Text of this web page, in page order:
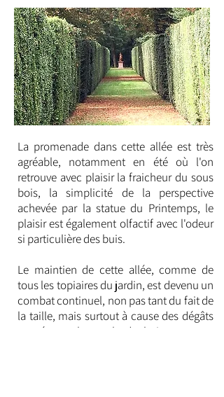
La promenade dans cette allée est très
agréable, notamment en été où l'on
retrouve avec plaisir la fraicheur du sous
bois, la simplicité de la perspective
achevée par la statue du Printemps, le
plaisir est également olfactif avec l'odeur
si particulière des buis.
Le maintien de cette allée, comme de
tous les topiaires du jardin, est devenu un
combat continuel, non pas tant du fait de
la taille, mais surtout à cause des dégâts
causés par la pyrale du buis, nouveau